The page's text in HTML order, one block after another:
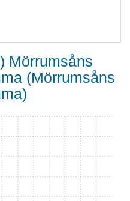
Mörrumsåns
(Mörrumsåns